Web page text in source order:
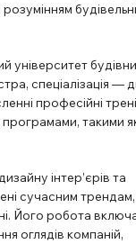
університет
спеціалізація —
професійні
такими
інтер’єрів та
сучасним трендам,
Його робота
оглядів компаній,